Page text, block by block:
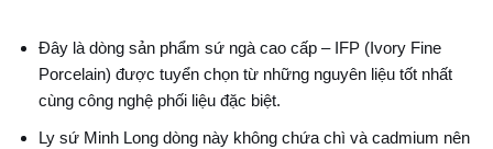
Đây là dòng sản phẩm sứ ngà cao cấp – IFP (Ivory Fine
Porcelain) được tuyển chọn từ những nguyên liệu tốt nhất
cùng công nghệ phối liệu đặc biệt.
Ly sứ Minh Long dòng này không chứa chì và cadmium nên